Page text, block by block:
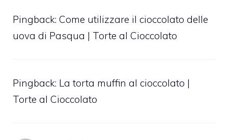
Pingback: Come utilizzare il cioccolato delle
uova di Pasqua | Torte al Cioccolato
Pingback: La torta muffin al cioccolato |
Torte al Cioccolato